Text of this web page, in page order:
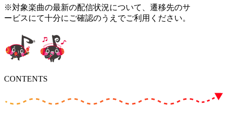
※対象楽曲の最新の配信状況について、遷移先のサ
ービスにて十分にご確認のうえでご利用ください。
CONTENTS